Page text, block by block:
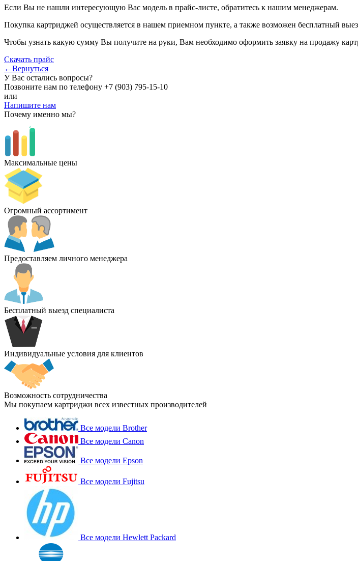
Если Вы не нашли интересующую Вас модель в прайс-листе, обратитесь к нашим менеджерам.
Покупка картриджей осуществляется в нашем приемном пункте, а также возможен бесплатный
Чтобы узнать какую сумму Вы получите на руки, Вам необходимо оформить заявку на продажу
Скачать прайс
←Вернуться
У Вас остались вопросы?
Позвоните нам по телефону +7 (903) 795-15-10
или
Напишите нам
Почему именно мы?
Максимальные цены
Огромный ассортимент
Предоставляем личного менеджера
Бесплатный выезд специалиста
Индивидуальные условия для клиентов
Возможность сотрудничества
Мы покупаем картриджи всех известных производителей
Все модели Brother
Все модели Canon
Все модели Epson
Все модели Fujitsu
Все модели Hewlett Packard